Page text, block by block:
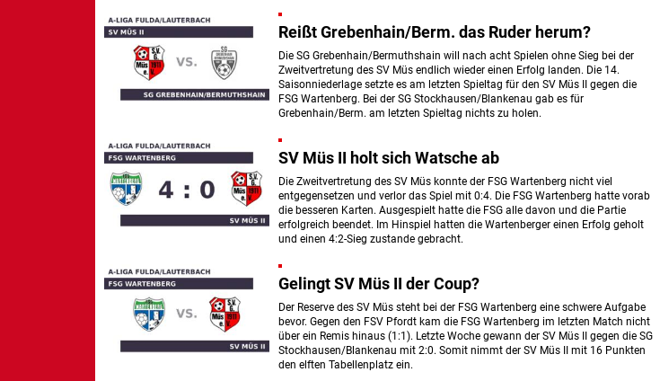
Reißt Grebenhain/Berm. das Ruder herum?
Die SG Grebenhain/Bermuthshain will nach acht Spielen ohne Sieg bei der
Zweitvertretung des SV Müs endlich wieder einen Erfolg landen. Die 14.
Saisonniederlage setzte es am letzten Spieltag für den SV Müs II gegen die
FSG Wartenberg. Bei der SG Stockhausen/Blankenau gab es für
Grebenhain/Berm. am letzten Spieltag nichts zu holen.
SV Müs II holt sich Watsche ab
Die Zweitvertretung des SV Müs konnte der FSG Wartenberg nicht viel
entgegensetzen und verlor das Spiel mit 0:4. Die FSG Wartenberg hatte vorab
die besseren Karten. Ausgespielt hatte die FSG alle davon und die Partie
erfolgreich beendet. Im Hinspiel hatten die Wartenberger einen Erfolg geholt
und einen 4:2-Sieg zustande gebracht.
Gelingt SV Müs II der Coup?
Der Reserve des SV Müs steht bei der FSG Wartenberg eine schwere Aufgabe
bevor. Gegen den FSV Pfordt kam die FSG Wartenberg im letzten Match nicht
über ein Remis hinaus (1:1). Letzte Woche gewann der SV Müs II gegen die SG
Stockhausen/Blankenau mit 2:0. Somit nimmt der SV Müs II mit 16 Punkten
den elften Tabellenplatz ein.